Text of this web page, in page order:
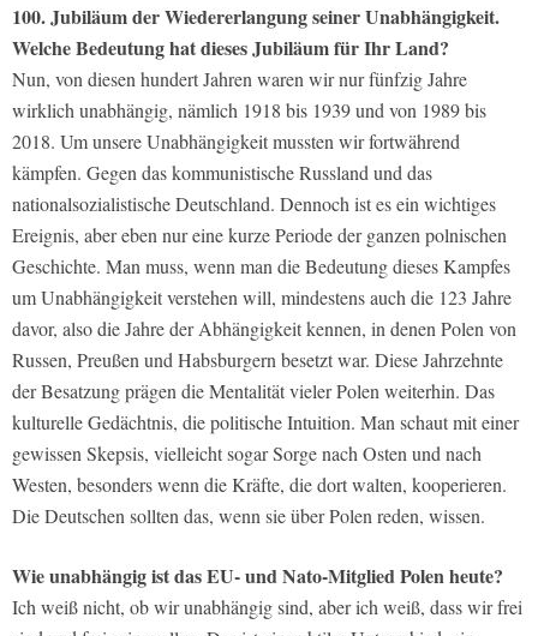
100. Jubiläum der Wiedererlangung seiner Unabhängigkeit.
Welche Bedeutung hat dieses Jubiläum für Ihr Land?
Nun, von diesen hundert Jahren waren wir nur fünfzig Jahre
wirklich unabhängig, nämlich 1918 bis 1939 und von 1989 bis
2018. Um unsere Unabhängigkeit mussten wir fortwährend
kämpfen. Gegen das kommunistische Russland und das
nationalsozialistische Deutschland. Dennoch ist es ein wichtiges
Ereignis, aber eben nur eine kurze Periode der ganzen polnischen
Geschichte. Man muss, wenn man die Bedeutung dieses Kampfes
um Unabhängigkeit verstehen will, mindestens auch die 123 Jahre
davor, also die Jahre der Abhängigkeit kennen, in denen Polen von
Russen, Preußen und Habsburgern besetzt war. Diese Jahrzehnte
der Besatzung prägen die Mentalität vieler Polen weiterhin. Das
kulturelle Gedächtnis, die politische Intuition. Man schaut mit einer
gewissen Skepsis, vielleicht sogar Sorge nach Osten und nach
Westen, besonders wenn die Kräfte, die dort walten, kooperieren.
Die Deutschen sollten das, wenn sie über Polen reden, wissen.
Wie unabhängig ist das EU- und Nato-Mitglied Polen heute?
Ich weiß nicht, ob wir unabhängig sind, aber ich weiß, dass wir frei